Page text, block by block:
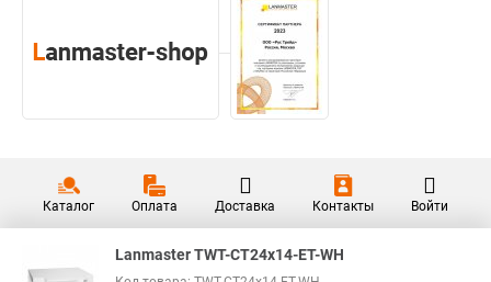
Каталог Оплата Доставка Контакты Войти
Lanmaster TWT-CT24x14-ET-WH